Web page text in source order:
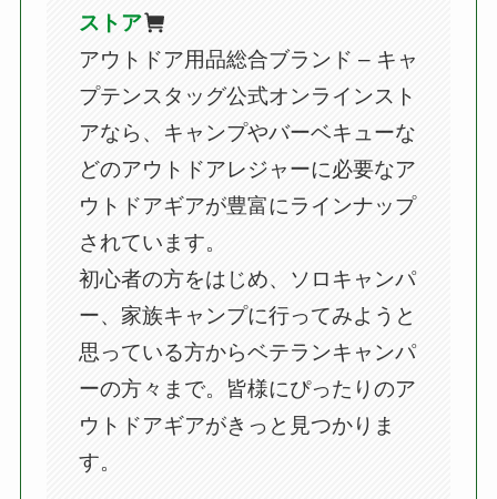
ストア
アウトドア用品総合ブランド – キャ
プテンスタッグ公式オンラインスト
アなら、キャンプやバーベキューな
どのアウトドアレジャーに必要なア
ウトドアギアが豊富にラインナップ
されています。
初心者の方をはじめ、ソロキャンパ
ー、家族キャンプに行ってみようと
思っている方からベテランキャンパ
ーの方々まで。皆様にぴったりのア
ウトドアギアがきっと見つかりま
す。